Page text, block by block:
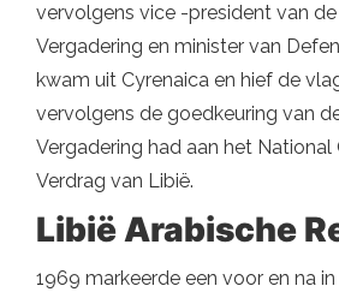
vervolgens vice -president van
Vergadering en minister van
kwam uit Cyrenaica en hief de
vervolgens de goedkeuring van
Vergadering had aan het
Verdrag van Libië.
Libië Arabische
1969 markeerde een voor en na